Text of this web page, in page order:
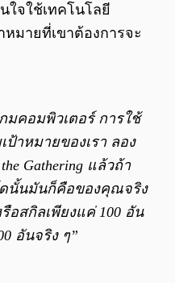
ใจใช้เทคโนโลยี
หมายที่เขาต้องการจะ
มคอมพิวเตอร์ การใช้
ป้าหมายของเรา ลอง
Gathering แล้วถ้า
นั้นมันก็คือของคุณจริง
อสกิลเพียงแค่ 100 อัน
อันจริง ๆ”